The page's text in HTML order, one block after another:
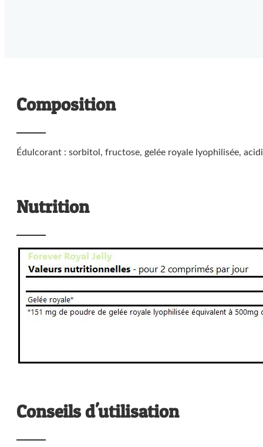
Composition
Édulcorant : sorbitol, fructose, gelée royale lyophilisée,
Nutrition
Conseils d'utilisation